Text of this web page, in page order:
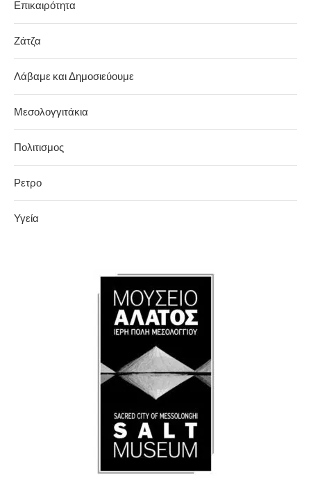
Επικαιρότητα
Ζάτζα
Λάβαμε και Δημοσιεύουμε
Μεσολογγιτάκια
Πολιτισμος
Ρετρο
Υγεία